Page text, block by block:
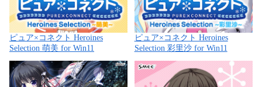
ピュア×コネクト Heroines
Selection 萌美 for Win11
ピュア×コネクト Heroines
Selection 彩里沙 for Win11